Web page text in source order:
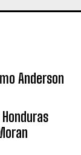
Anderson